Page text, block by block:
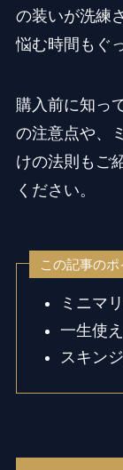
の装いが洗練
悩む時間もぐ
購入前に知っ
の注意点や、
けの法則もご
ください。
この記事のポ
ミニマ
一生使
スキン